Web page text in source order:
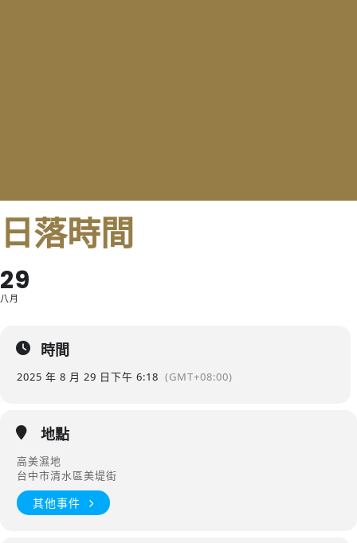
日落時間
29
八月
時間
2025 年 8 月 29 日下午 6:18 (GMT+08:00)
地點
高美濕地
台中市清水區美堤街
其他事件